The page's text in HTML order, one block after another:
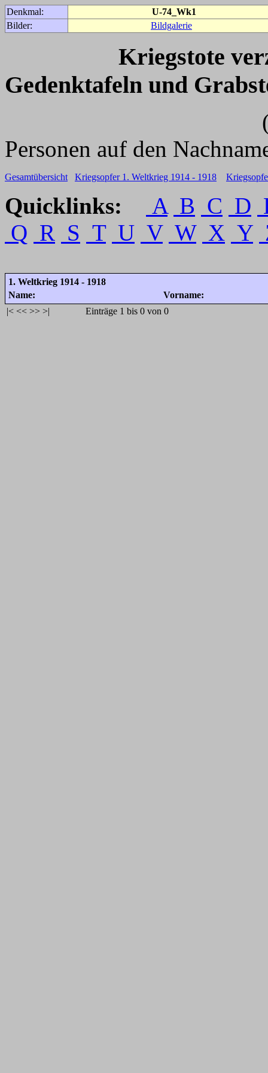
Denkmal:
U-74_Wk1
Bilder:
Bildgalerie
Kriegstote
Gedenktafeln und
(Für weitere
Personen auf den
Gesamtübersicht Kriegsopfer 1. Weltkrieg 1914 - 1918
Quicklinks: A B C D
Q R S T U V W X Y
1. Weltkrieg 1914 - 1918
Name:
Vorname:
|< << >> >| Einträge 1 bis 0 von 0